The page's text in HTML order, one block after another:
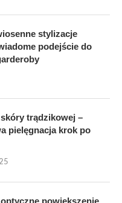
stylizacje
podejście do
trądzikowej –
pielęgnacja krok po